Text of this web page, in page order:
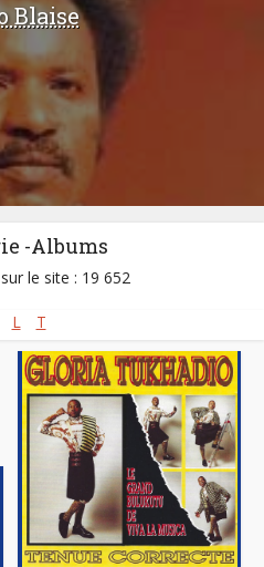
Blaise
-Albums
le site : 19 652
L T